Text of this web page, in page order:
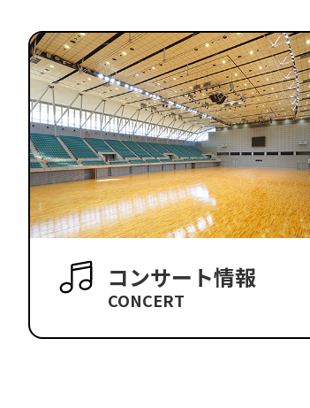
コンサート情報
CONCERT